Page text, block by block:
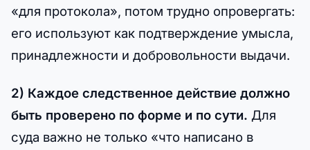
«для протокола», потом трудно опровергать:
его используют как подтверждение умысла,
принадлежности и добровольности выдачи.
2) Каждое следственное действие должно
быть проверено по форме и по сути. Для
суда важно не только «что написано в